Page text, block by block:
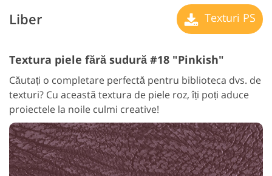
Liber Texturi PS
Textura piele fără sudură #18 "Pinkish"
Căutați o completare perfectă pentru biblioteca dvs. de
texturi? Cu această textura de piele roz, îți poți aduce
proiectele la noile culmi creative!